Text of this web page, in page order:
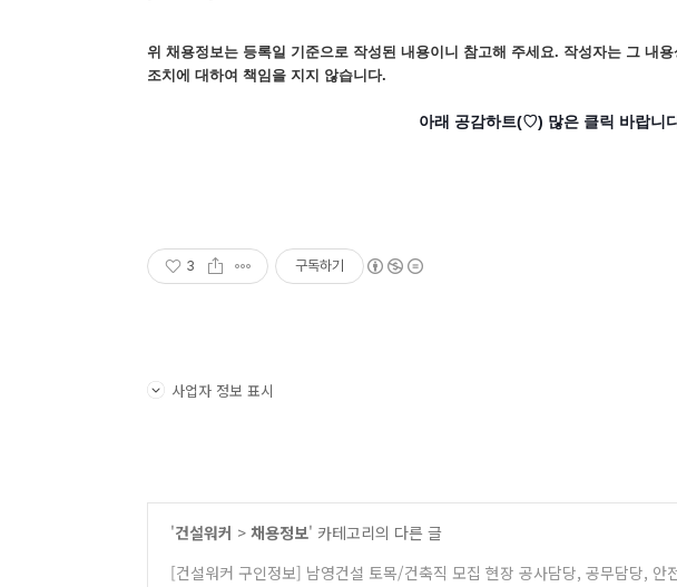
위 채용정보는 등록일 기준으로 작성된 내용이니 참고해 주세요. 작성자는 그 내
조치에 대하여 책임을 지지 않습니다.
아래 공감하트(♡) 많은 클릭 바랍니
3 구독하기
사업자 정보 표시
'건설워커 > 채용정보' 카테고리의 다른 글
[건설워커 구인정보] 남영건설 토목/건축직 모집 현장 공사담당, 공무담당, 안